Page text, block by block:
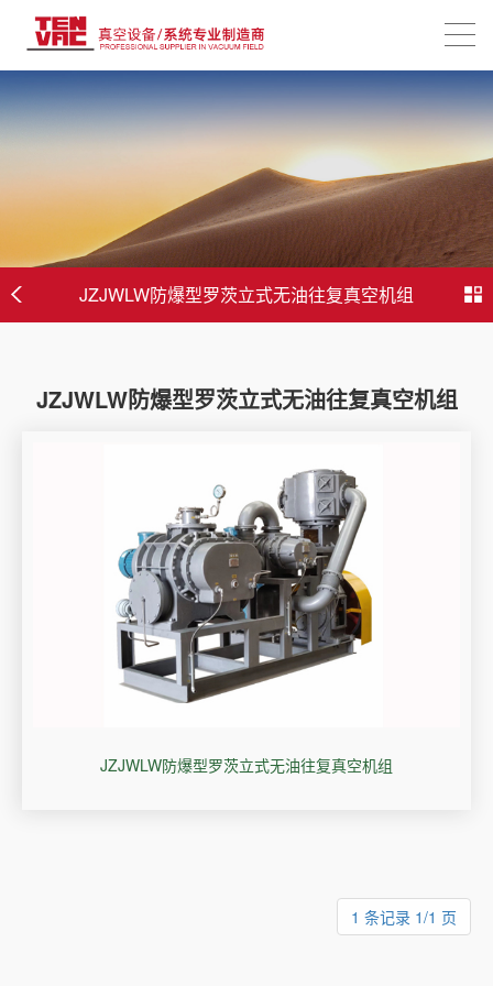
JZJWLW防爆型罗茨立式无油往复真空机组
JZJWLW防爆型罗茨立式无油往复真空机组
JZJWLW防爆型罗茨立式无油往复真空机组
1 条记录 1/1 页